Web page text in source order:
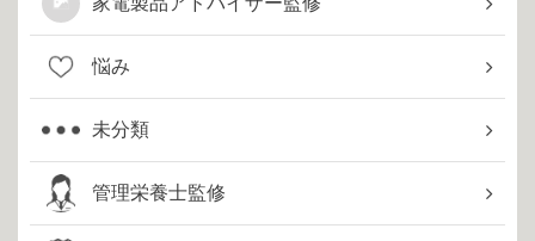
悩み
未分類
管理栄養士監修